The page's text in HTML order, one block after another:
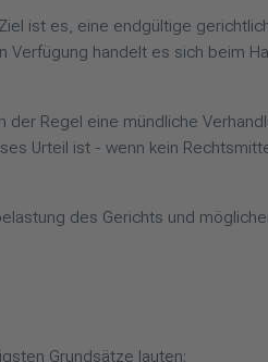
ist es, eine endgültige
handelt es sich beim
Regel eine mündliche
Urteil ist - wenn kein
des Gerichts und
Grundsätze lauten: